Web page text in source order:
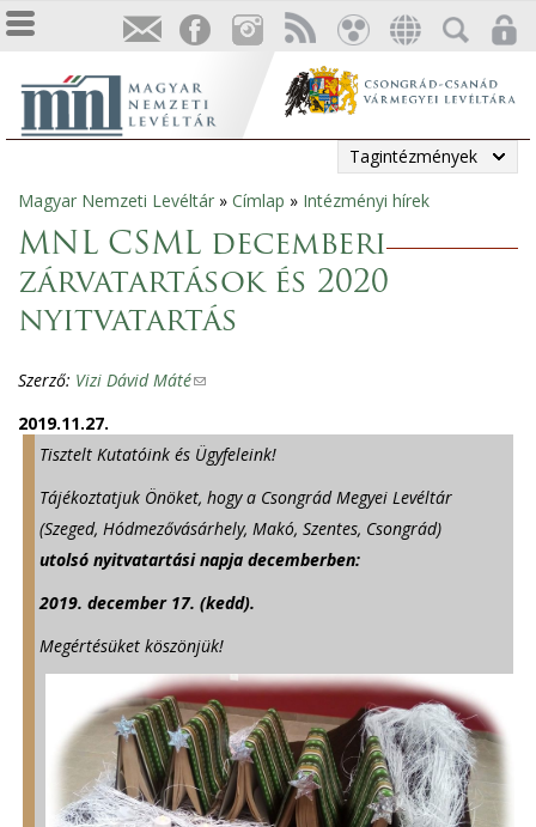
Tagintézmények
Jelenlegi
hely
Magyar Nemzeti Levéltár » Címlap » Intézményi hírek
MNL CSML decemberi
zárvatartások és 2020
nyitvatartás
Szerző: Vizi Dávid Máté(
i
n
k
s
e
d
s
-
m
a
i
l
2019.11.27.
Tisztelt Kutatóink és Ügyfeleink!
Tájékoztatjuk Önöket, hogy a Csongrád Megyei Levéltár
(Szeged, Hódmezővásárhely, Makó, Szentes, Csongrád)
utolsó nyitvatartási napja decemberben:
2019. december 17. (kedd).
Megértésüket köszönjük!